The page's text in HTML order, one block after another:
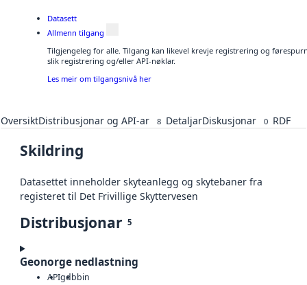
Datasett
Allmenn tilgang
Tilgjengeleg for alle. Tilgang kan likevel krevje registrering og
slik registrering og/eller API-nøklar.
Les meir om tilgangsnivå her
OversiktDistribusjonar og API-ar 8 DetaljarDiskusjonar 0 RDF
Skildring
Datasettet inneholder skyteanlegg og skytebaner fra
registeret til Det Frivillige Skyttervesen
Distribusjonar 5
Geonorge nedlastning
APIgdbbin